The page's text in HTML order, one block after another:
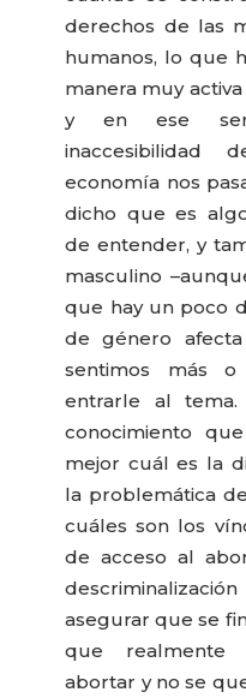
derechos de las
humanos, lo que
manera muy
y en ese
inaccesibilidad
economía nos
dicho que es
de entender, y
masculino
que hay un poco
de género
sentimos más o
entrarle al tema.
conocimiento
mejor cuál es la
la problemática
cuáles son los
de acceso al
asegurar que se
que realmente
abortar y no se